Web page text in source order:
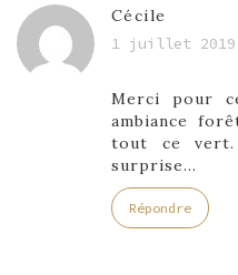
Cécile
1 juillet 2019
Merci pour
ambiance
tout ce
surprise…
Répondre